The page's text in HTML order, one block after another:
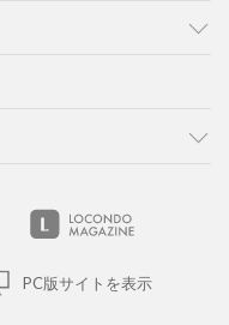
PC版サイトを表示